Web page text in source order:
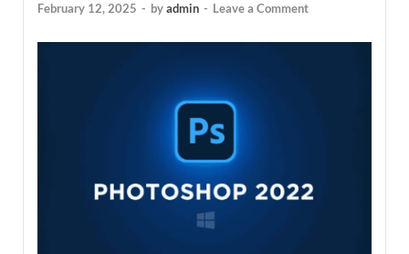
February 12, 2025 - byadmin - Leave a Comment